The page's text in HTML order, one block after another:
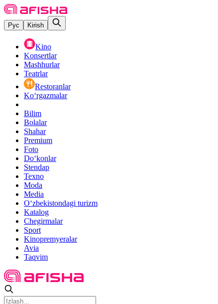
Рус Kirish
Kino
Konsertlar
Mashhurlar
Teatrlar
Restoranlar
Ko‘rgazmalar
Bilim
Bolalar
Shahar
Premium
Foto
Do‘konlar
Stendap
Texno
Moda
Media
O‘zbekistondagi turizm
Katalog
Chegirmalar
Sport
Kinopremyeralar
Avia
Taqvim